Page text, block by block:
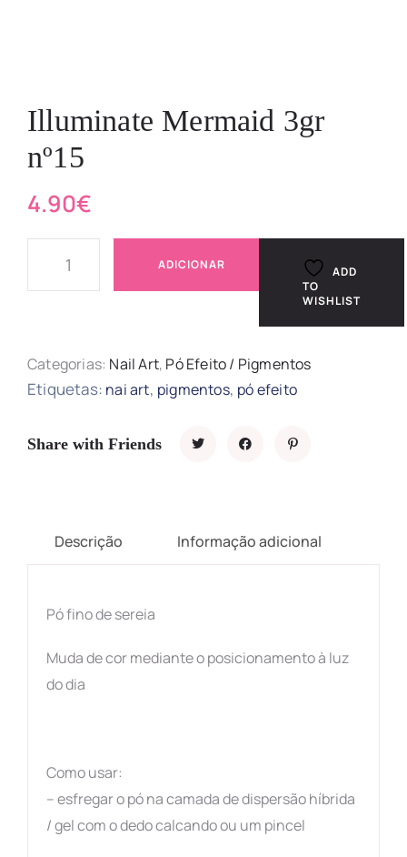
Illuminate Mermaid 3gr
nº15
4.90€
ADICIONAR
ADD
TO
WISHLIST
Categorias: Nail Art, Pó Efeito / Pigmentos
Etiquetas: nai art, pigmentos, pó efeito
Share with Friends
Descrição Informação adicional
Pó fino de sereia
Muda de cor mediante o posicionamento à luz
do dia
Como usar:
– esfregar o pó na camada de dispersão híbrida
/ gel com o dedo calcando ou um pincel